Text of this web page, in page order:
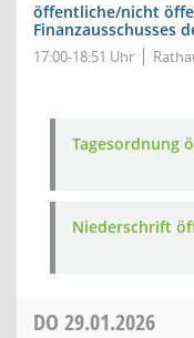
öffentliche/nicht
Finanzausschusses
17:00-18:51 Uhr
Tagesordnung
Niederschrift
DO 29.01.2026